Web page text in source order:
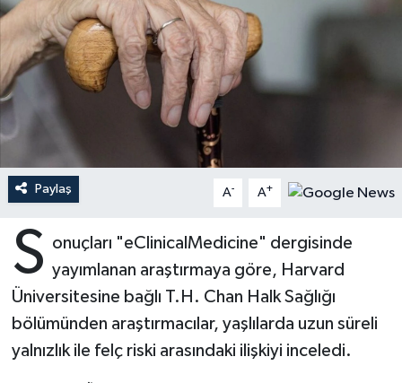
Paylaş A- A+
S onuçları "eClinicalMedicine" dergisinde
yayımlanan araştırmaya göre, Harvard
Üniversitesine bağlı T.H. Chan Halk Sağlığı
bölümünden araştırmacılar, yaşlılarda uzun süreli
yalnızlık ile felç riski arasındaki ilişkiyi inceledi.
Ardahan Müftülüğü
Artvin Müftülüğü
Aydın Müftülüğü
Balıkesir Müftülüğü
Batman Müftülüğü
Bayburt Müftülüğü
Bilecik Müftülüğü
Kudüs
Kurban
Peygamberimizin Hayatı
Sahabeler
Zekat
Hutbeler
DİYANET AKADEMİ
DİYANET GENÇLİK
DİYANET RADYO/TV
Eğitim
Kültür-Sanat